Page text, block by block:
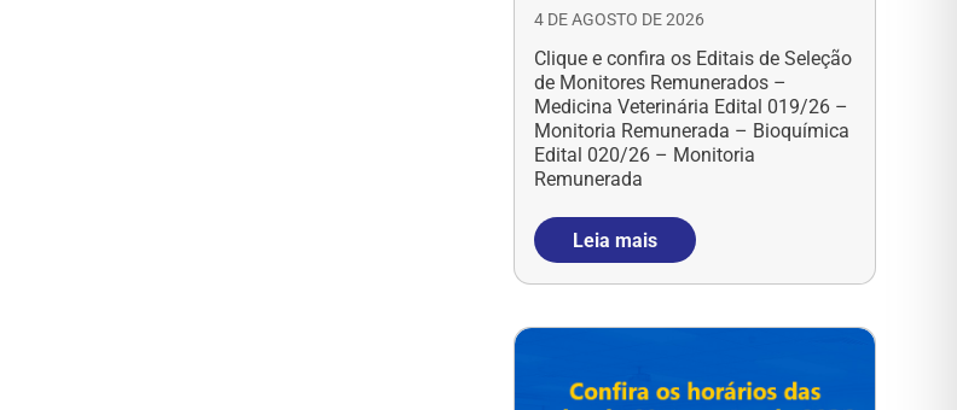
4 DE AGOSTO DE 2026
Clique e confira os Editais de Seleção
de Monitores Remunerados –
Medicina Veterinária Edital 019/26 –
Monitoria Remunerada – Bioquímica
Edital 020/26 – Monitoria
Remunerada
Leia mais